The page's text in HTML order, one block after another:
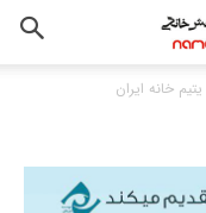
یتیم خانه ایران